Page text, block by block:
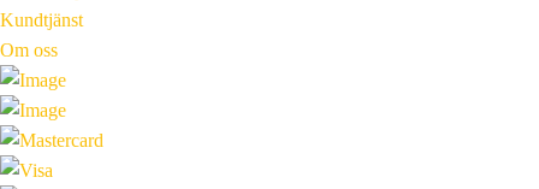
Kundtjänst
Om oss